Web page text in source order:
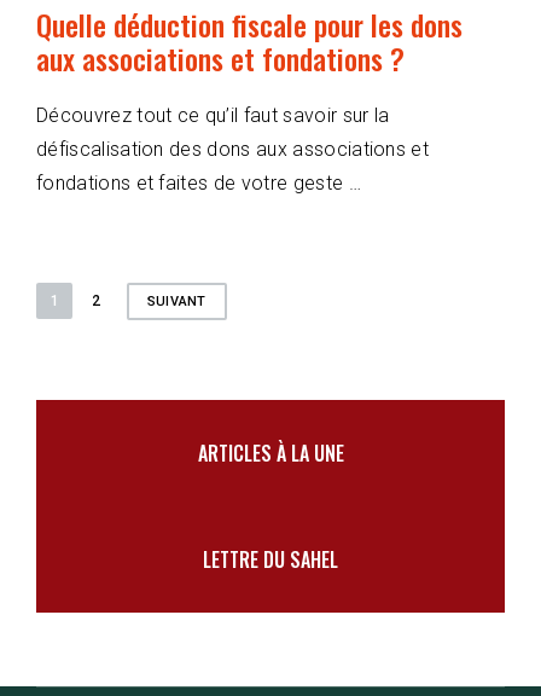
Quelle déduction fiscale pour les dons
aux associations et fondations ?
Découvrez tout ce qu’il faut savoir sur la
défiscalisation des dons aux associations et
fondations et faites de votre geste …
Pagination
des
1 2 SUIVANT
ARTICLES À LA UNE
LETTRE DU SAHEL